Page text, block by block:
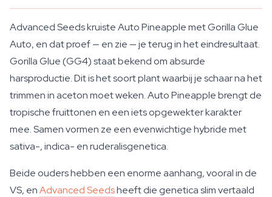
Advanced Seeds kruiste Auto Pineapple met Gorilla Glue
Auto, en dat proef — en zie — je terug in het eindresultaat.
Gorilla Glue (GG4) staat bekend om absurde
harsproductie. Dit is het soort plant waarbij je schaar na het
trimmen in aceton moet weken. Auto Pineapple brengt de
tropische fruittonen en een iets opgewekter karakter
mee. Samen vormen ze een evenwichtige hybride met
sativa-, indica- en ruderalisgenetica.
Beide ouders hebben een enorme aanhang, vooral in de
VS, enAdvanced Seedsheeft die genetica slim vertaald